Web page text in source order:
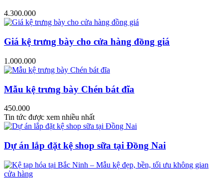
4.300.000
Giá kệ trưng bày cho cửa hàng đồng giá
1.000.000
Mẫu kệ trưng bày Chén bát đĩa
450.000
Tin tức được xem nhiều nhất
Dự án lắp đặt kệ shop sữa tại Đồng Nai